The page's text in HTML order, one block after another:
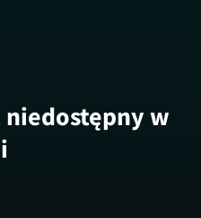
niedostępny w